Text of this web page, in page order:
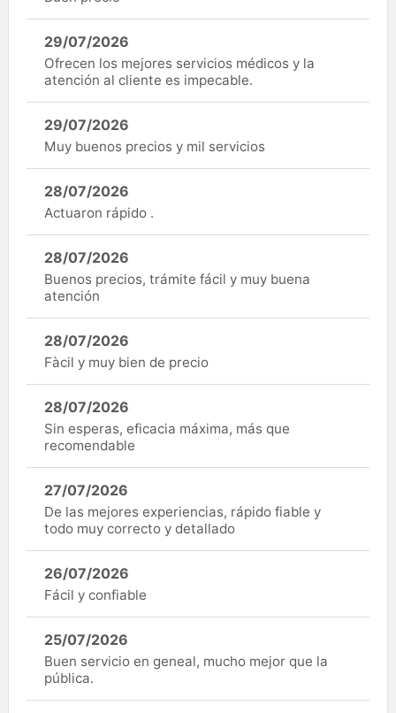
29/07/2026
Ofrecen los mejores servicios médicos y la
atención al cliente es impecable.
29/07/2026
Muy buenos precios y mil servicios
28/07/2026
Actuaron rápido .
28/07/2026
Buenos precios, trámite fácil y muy buena
atención
28/07/2026
Fàcil y muy bien de precio
28/07/2026
Sin esperas, eficacia máxima, más que
recomendable
27/07/2026
De las mejores experiencias, rápido fiable y
todo muy correcto y detallado
26/07/2026
Fácil y confiable
25/07/2026
Buen servicio en geneal, mucho mejor que la
pública.